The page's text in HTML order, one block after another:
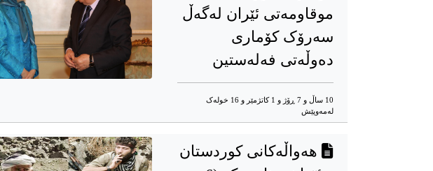
موقاومەتی ئێران لەگەڵ
سەرۆک کۆماری
دەوڵەتی فەلەستین
10 ساڵ و 7 ڕۆژ و 1 کاتژمێر و 16 خوله‌ک
له‌مه‌وپێش‌
هەواڵەکانى کوردستان